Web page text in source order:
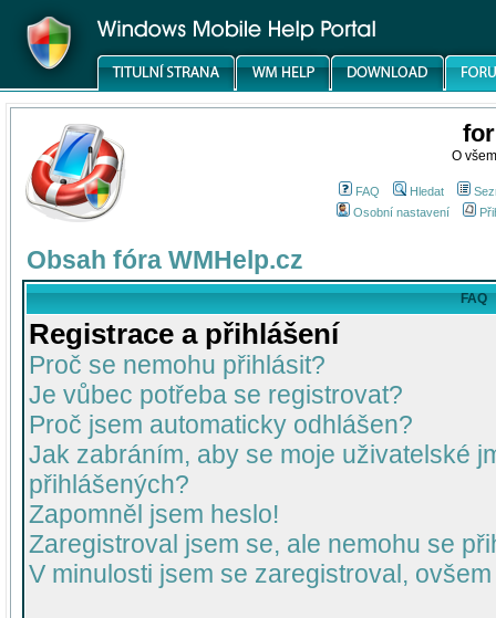
O
FAQ Hledat
Osobní nastavení
Obsah fóra WMHelp.cz
FAQ
Registrace a přihlášení
Proč se nemohu přihlásit?
Je vůbec potřeba se registrovat?
Proč jsem automaticky odhlášen?
Jak zabráním, aby se moje uživatelské
přihlášených?
Zapomněl jsem heslo!
Zaregistroval jsem se, ale nemohu se
V minulosti jsem se zaregistroval,